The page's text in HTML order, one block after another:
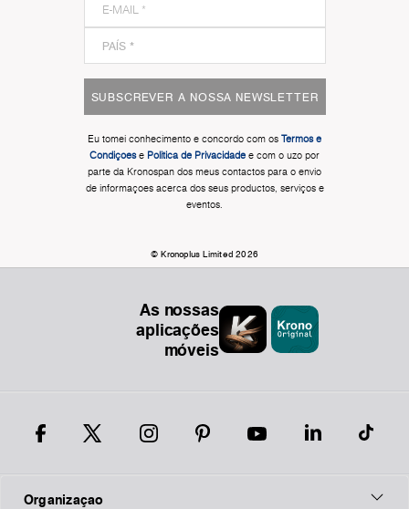
SUBSCREVER A NOSSA NEWSLETTER
Eu tomei conhecimento e concordo com os Termos e
Condiçoese Politica de Privacidade e com o uzo por
parte da Kronospan dos meus contactos para o envio
de informaçoes acerca dos seus productos, serviços e
eventos.
© Kronoplus Limited 2026
As nossas
aplicações
móveis
Organizaçao